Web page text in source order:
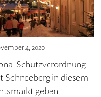
4, 2020
Schutzverordnung
Schneeberg in diesem
geben.